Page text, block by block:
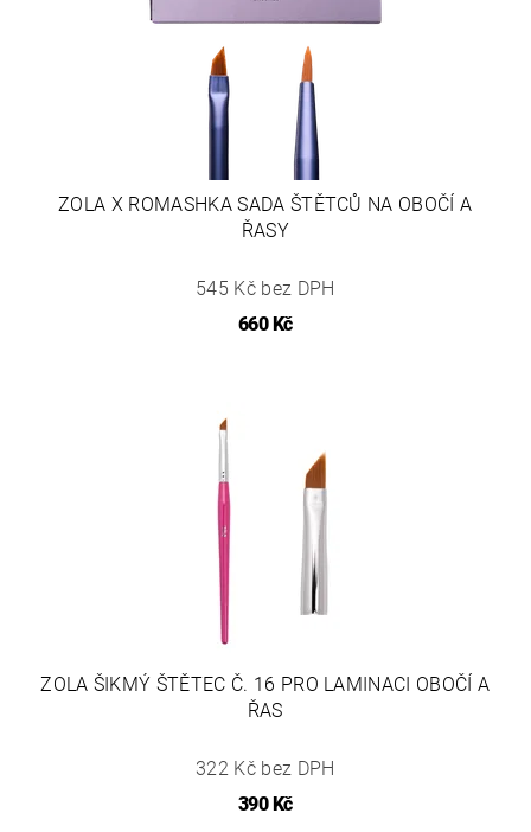
ZOLA X ROMASHKA SADA ŠTĚTCŮ NA OBOČÍ A
ŘASY
545 Kč bez DPH
660 Kč
ZOLA ŠIKMÝ ŠTĚTEC Č. 16 PRO LAMINACI OBOČÍ A
ŘAS
322 Kč bez DPH
390 Kč